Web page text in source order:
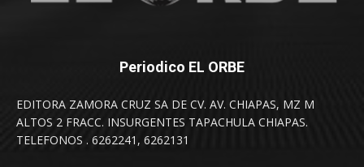
Periodico EL ORBE
EDITORA ZAMORA CRUZ SA DE CV. AV. CHIAPAS, MZ M
ALTOS 2 FRACC. INSURGENTES TAPACHULA CHIAPAS.
TELEFONOS . 6262241, 6262131